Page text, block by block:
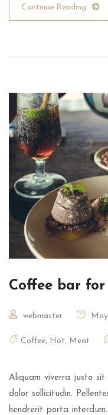
Continue Reading
Coffee bar
webmaster May
Coffee, Hot, Meat
Aliquam viverra justo
dolor sollicitudin.
hendrerit porta